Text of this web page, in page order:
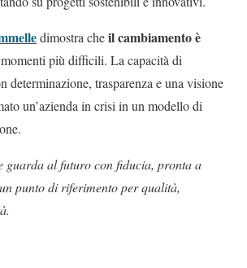
dimostra cheil cambiamento è
più difficili. La capacità di
determinazione, trasparenza e una visione
un’azienda in crisi in un modello di
guarda al futuro con fiducia, pronta a
punto di riferimento per qualità,